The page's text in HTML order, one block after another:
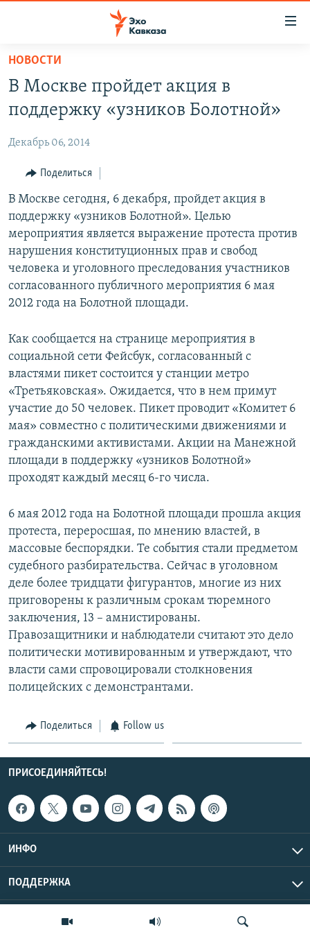
Вернуться
основному
содержанию
навигации
Вернутся
поиску
ЦХИНВАЛИ
ВЕСЬ КАВКАЗ
СЕВЕРНЫЙ КАВКАЗ
АРМЕНИЯ
АЗЕРБАЙДЖАН
ТЕМЫ
ПОЛИТИКА
ЭКОНОМИКА
ОБЩЕСТВО
КУЛЬТУРА
РУБРИКИ
НЕКРУГЛЫЙ СТОЛ
ГОСТЬ НЕДЕЛИ
ПОЗИЦИЯ
ЧИТАЕМ ПРЕССУ
МУЛЬТИМЕДИА
ВИДЕО
ФОТО
АУДИО
ПОДКАСТЫ
ПРИСОЕДИНЯЙТЕСЬ!
Все сайты РСЕ/РС
НОВОСТИ
В Москве пройдет акция в
поддержку «узников Болотной»
Декабрь 06, 2014
Поделиться
В Москве сегодня, 6 декабря, пройдет акция в
поддержку «узников Болотной». Целью
мероприятия является выражение протеста против
нарушения конституционных прав и свобод
человека и уголовного преследования участников
согласованного публичного мероприятия 6 мая
2012 года на Болотной площади.
Как сообщается на странице мероприятия в
социальной сети Фейсбук, согласованный с
властями пикет состоится у станции метро
«Третьяковская». Ожидается, что в нем примут
участие до 50 человек. Пикет проводит «Комитет 6
мая» совместно с политическими движениями и
гражданскими активистами. Акции на Манежной
площади в поддержку «узников Болотной»
проходят каждый месяц 6-го числа.
6 мая 2012 года на Болотной площади прошла акция
протеста, переросшая, по мнению властей, в
массовые беспорядки. Те события стали предметом
судебного разбирательства. Сейчас в уголовном
деле более тридцати фигурантов, многие из них
приговорены к различным срокам тюремного
заключения, 13 – амнистированы.
Правозащитники и наблюдатели считают это дело
политически мотивированным и утверждают, что
власти сами спровоцировали столкновения
полицейских с демонстрантами.
Поделиться Follow us
ПРИСОЕДИНЯЙТЕСЬ!
ИНФО
ПОДДЕРЖКА
Эхо Кавказа © 2026 RFE/RL, Inc. | Все права защищены.